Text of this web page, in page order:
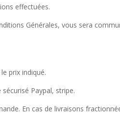
effectuées.
Générales, vous sera
prix indiqué.
Paypal, stripe.
En cas de livraisons